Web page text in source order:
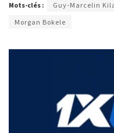
Mots-clés : Guy-Marcelin
Morgan Bokele